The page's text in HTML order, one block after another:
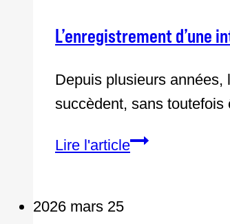
Maureen
Breau
L’enregistrement d’une
Depuis plusieurs années,
succèdent, sans
Lire l'article
2026 mars 25